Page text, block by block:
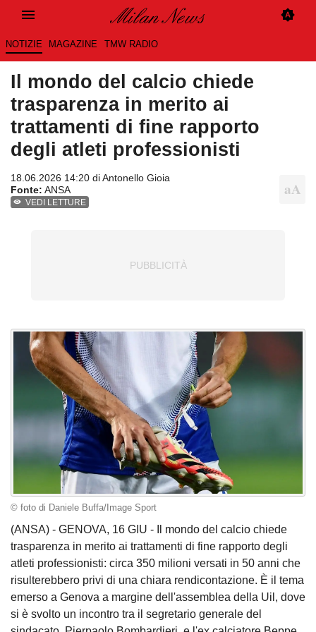
NOTIZIE MAGAZINE TMW RADIO
Il mondo del calcio chiede
trasparenza in merito ai
trattamenti di fine rapporto
degli atleti professionisti
18.06.2026 14:20 diAntonello Gioia
Fonte: ANSA
VEDI LETTURE
© foto di Daniele Buffa/Image Sport
(ANSA) - GENOVA, 16 GIU - Il mondo del calcio chiede
trasparenza in merito ai trattamenti di fine rapporto degli
atleti professionisti: circa 350 milioni versati in 50 anni che
risulterebbero privi di una chiara rendicontazione. È il tema
emerso a Genova a margine dell'assemblea della Uil, dove
si è svolto un incontro tra il segretario generale del